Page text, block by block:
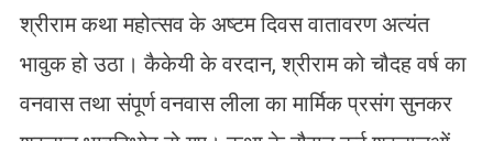
श्रीराम कथा महोत्सव के अष्टम दिवस वातावरण अत्यंत
भावुक हो उठा। कैकेयी के वरदान, श्रीराम को चौदह वर्ष का
वनवास तथा संपूर्ण वनवास लीला का मार्मिक प्रसंग सुनकर